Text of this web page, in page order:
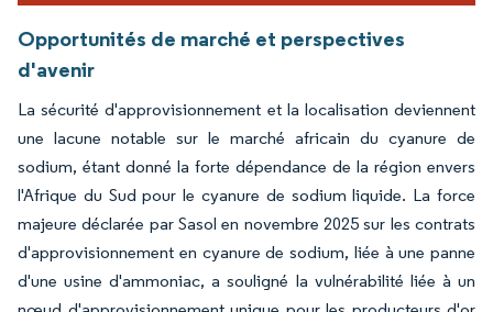
Opportunités de marché et perspectives
d'avenir
La sécurité d'approvisionnement et la localisation deviennent
une lacune notable sur le marché africain du cyanure de
sodium, étant donné la forte dépendance de la région envers
l'Afrique du Sud pour le cyanure de sodium liquide. La force
majeure déclarée par Sasol en novembre 2025 sur les contrats
d'approvisionnement en cyanure de sodium, liée à une panne
d'une usine d'ammoniac, a souligné la vulnérabilité liée à un